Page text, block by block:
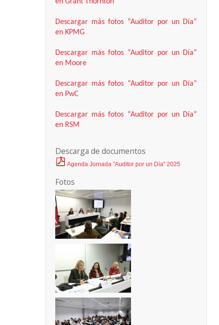
Descargar más fotos “Auditor por un Día”
en KPMG
Descargar más fotos “Auditor por un Día”
en Moore
Descargar más fotos “Auditor por un Día”
en PwC
Descargar más fotos “Auditor por un Día”
en RSM
Descarga de documentos
Agenda Jornada "Auditor por un Día" 2025
Fotos